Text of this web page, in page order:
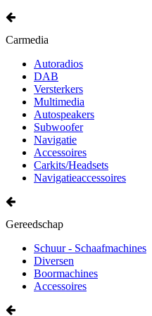
Carmedia
Autoradios
DAB
Versterkers
Multimedia
Autospeakers
Subwoofer
Navigatie
Accessoires
Carkits/Headsets
Navigatieaccessoires
Gereedschap
Schuur - Schaafmachines
Diversen
Boormachines
Accessoires